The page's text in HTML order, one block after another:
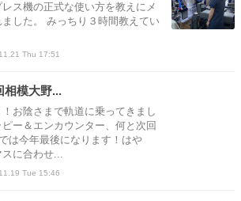
ス機の正式な使い方を教えにメ
した。 みっちり３時間教えてい
Thu 17:51
相模大野...
お陰さまで軌道に乗ってきまし
ー＆エンカウンター、何と次回
は今年最後になります！はや
に合わせ...
Tue 15:46